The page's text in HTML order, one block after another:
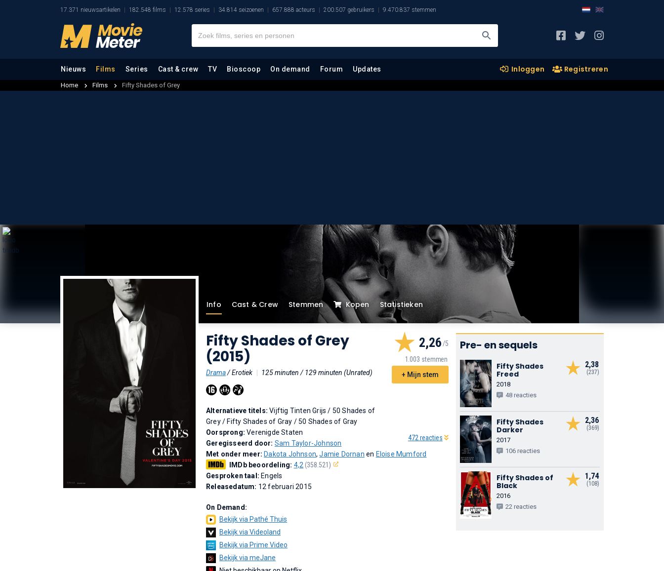
17.371 nieuwsartikelen 182.548 films 12.578 series 34.814 seizoenen 657.888 acteurs 200.507 gebruikers 9.470.837 stemmen
Nieuws Films Series Cast & crew TV Bioscoop On demand Forum Updates Inloggen Registreren
Home Films Fifty Shades of Grey
Info Cast & Crew Stemmen Kopen Statistieken
Fifty Shades of Grey
(2015)
Drama/ Erotiek 125 minuten / 129 minuten (Unrated)
2,26
1.003 stemmen
+ Mijn stem
472 reacties
Alternatieve titels:Vijftig Tinten Grijs/ 50 Shades of
Grey/ Fifty Shades of Gray /50 Shades of Gray
Oorsprong:Verenigde Staten
Geregisseerd door: Sam Taylor-Johnson
Met onder meer: Dakota Johnson,Jamie Dornan en Eloise Mumford
IMDb beoordeling: 4,2 (358.521)
Gesproken taal: Engels
Releasedatum: 12 februari 2015
On Demand:
Bekijk via Pathé Thuis
Bekijk via Videoland
Bekijk via Prime Video
Bekijk via meJane
Pre- en sequels
2,38
(237)
Fifty Shades
Freed
2018
48 reacties
2,36
(369)
Fifty Shades
Darker
2017
106 reacties
1,74
(108)
Fifty Shades of
Black
2016
22 reacties